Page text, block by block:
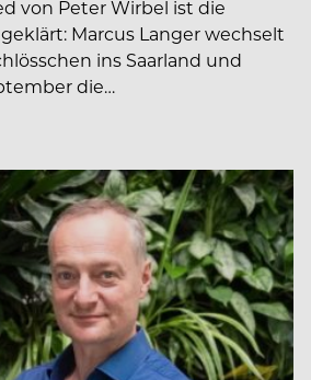
von Peter Wirbel ist die
Marcus Langer wechselt
ins Saarland und
die…